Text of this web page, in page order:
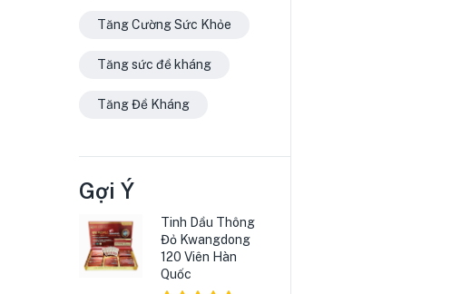
Tăng Cường Sức Khỏe
Tăng sức đề kháng
Tăng Đề Kháng
Gợi Ý
Tinh Dầu Thông
Đỏ Kwangdong
120 Viên Hàn
Quốc